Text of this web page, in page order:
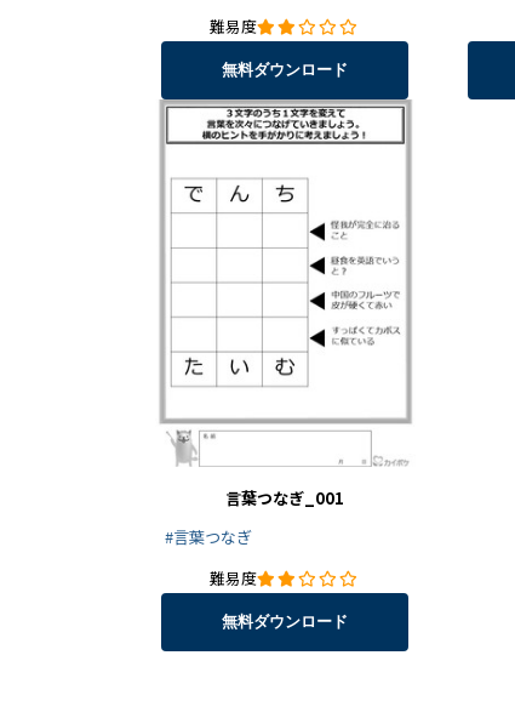
難易度
無料ダウンロード
言葉つなぎ_001
#言葉つなぎ
難易度
無料ダウンロード